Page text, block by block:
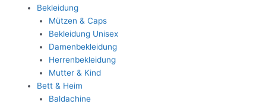
Bekleidung
Mützen & Caps
Bekleidung Unisex
Damenbekleidung
Herrenbekleidung
Mutter & Kind
Bett & Heim
Baldachine